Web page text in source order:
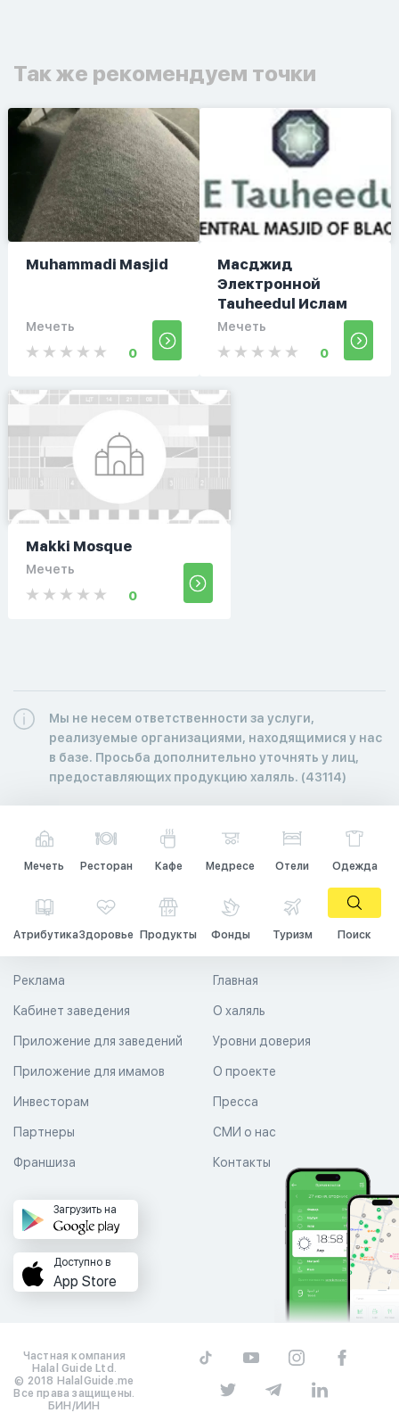
Так же рекомендуем точки
Muhammadi Masjid
Мечеть
0
Масджид
Электронной
Tauheedul Ислам
Мечеть
0
Makki Mosque
Мечеть
0
Мы не несем ответственности за услуги,
реализуемые организациями, находящимися у нас
в базе. Просьба дополнительно уточнять у лиц,
предоставляющих продукцию халяль. (43114)
Мечеть Ресторан Кафе Медресе Отели Одежда
АтрибутикаЗдоровье Продукты Фонды Туризм Поиск
Главная
О халяль
Уровни доверия
Реклама
Кабинет заведения
Приложение для заведений
Приложение для имамов О проекте
Пресса
СМИ о нас
Контакты
Инвесторам
Партнеры
Франшиза
Загрузить на
Доступно в
App Store
Частная компания
Halal Guide Ltd.
© 2018 HalalGuide.me
Все права защищены.
БИН/ИИН